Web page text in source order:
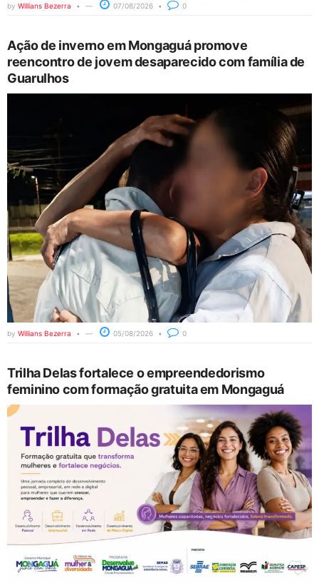
by Willians Bezerra 07/08/2026 0
Ação de inverno em Mongaguá promove
reencontro de jovem desaparecido com família de
Guarulhos
by Willians Bezerra 05/08/2026 0
Trilha Delas fortalece o empreendedorismo
feminino com formação gratuita em Mongaguá